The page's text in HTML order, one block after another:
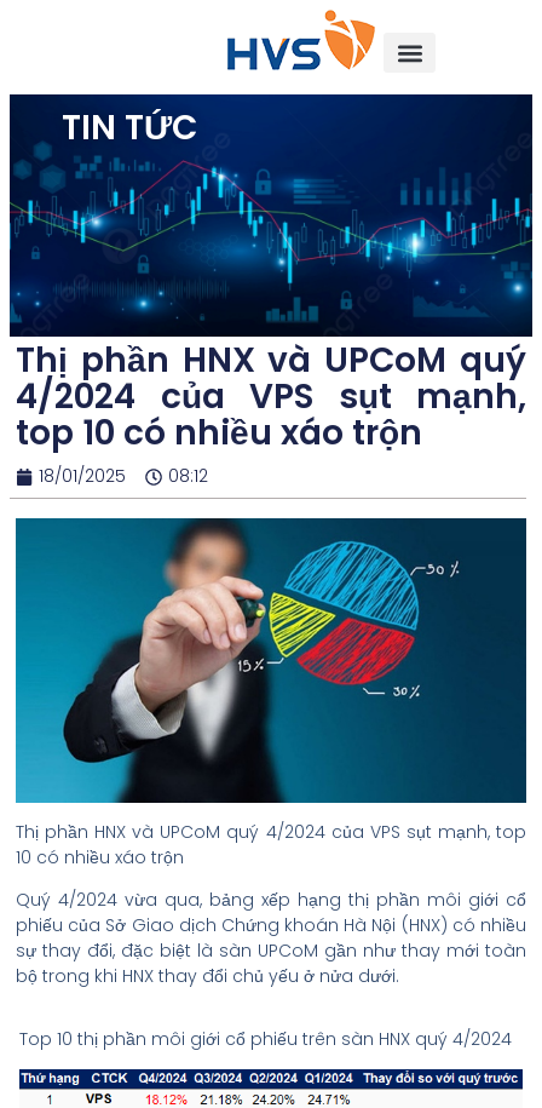
TIN TỨC
Thị phần HNX và UPCoM quý
4/2024 của VPS sụt mạnh,
top 10 có nhiều xáo trộn
18/01/2025 08:12
Thị phần HNX và UPCoM quý 4/2024 của VPS sụt mạnh, top
10 có nhiều xáo trộn
Quý 4/2024 vừa qua, bảng xếp hạng thị phần môi giới cổ
phiếu của Sở Giao dịch Chứng khoán Hà Nội (HNX) có nhiều
sự thay đổi, đặc biệt là sàn UPCoM gần như thay mới toàn
bộ trong khi HNX thay đổi chủ yếu ở nửa dưới.
Top 10 thị phần môi giới cổ phiếu trên sàn HNX quý 4/2024